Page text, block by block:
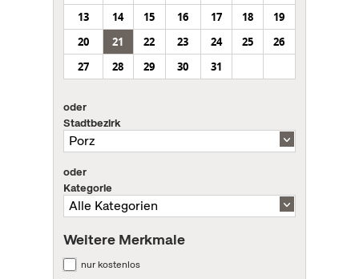
13
14 15 16 17 18
19
20
21 22 23 24 25
26
27
28 29 30 31
oder
Stadtbezirk
oder
Kategorie
Weitere Merkmale
nur kostenlos